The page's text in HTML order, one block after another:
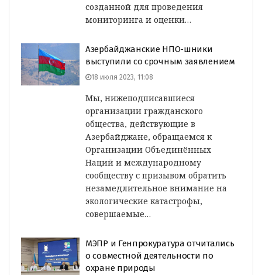
созданной для проведения
мониторинга и оценки…
Азербайджанские НПО-шники
выступили со срочным заявлением
18 июля 2023, 11:08
Мы, нижеподписавшиеся
организации гражданского
общества, действующие в
Азербайджане, обращаемся к
Организации Объединённых
Наций и международному
сообществу с призывом обратить
незамедлительное внимание на
экологические катастрофы,
совершаемые…
МЭПР и Генпрокуратура отчитались
о совместной деятельности по
охране природы